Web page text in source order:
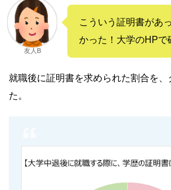
友人B
こういう証明書があ
かった！大学のHPで
就職後に証明書を求められた割合を、
た。